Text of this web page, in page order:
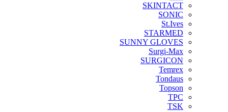
SKINTACT
SONIC
St.Ives
STARMED
SUNNY GLOVES
Surgi-Max
SURGICON
Temrex
Tondaus
Topson
TPC
TSK